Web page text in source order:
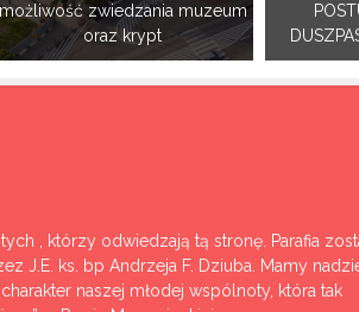
zwiedzania muzeum
oraz krypt
, którzy odwiedzają tą stronę. Parafia
J.E. ks. bp Andrzeja F. Dziuba. Mamy
naszej młodej wspólnoty, która tak